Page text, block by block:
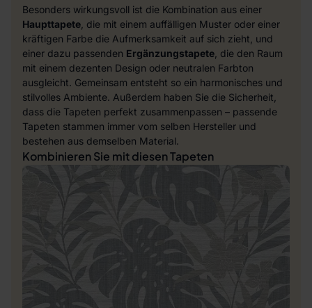
Besonders wirkungsvoll ist die Kombination aus einer
Haupttapete , die mit einem auffälligen Muster oder einer
kräftigen Farbe die Aufmerksamkeit auf sich zieht, und
einer dazu passenden Ergänzungstapete , die den Raum
mit einem dezenten Design oder neutralen Farbton
ausgleicht. Gemeinsam entsteht so ein harmonisches und
stilvolles Ambiente. Außerdem haben Sie die Sicherheit,
dass die Tapeten perfekt zusammenpassen – passende
Tapeten stammen immer vom selben Hersteller und
bestehen aus demselben Material.
Kombinieren Sie mit diesen Tapeten